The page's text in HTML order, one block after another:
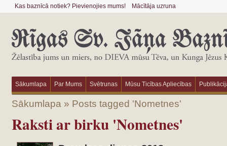
Kas baznīcā notiek? Pievienojies mums! Mācītāja uzruna
Sākumlapa Par Mums Svētrunas Mūsu Ticības Apliecības
Sākumlapa » Posts tagged 'Nometnes'
Raksti ar birku 'Nometnes'